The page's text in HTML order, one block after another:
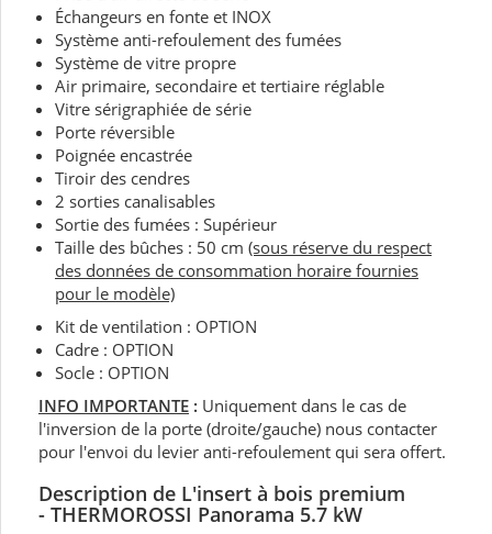
Échangeurs en fonte et INOX
Système anti-refoulement des fumées
Système de vitre propre
Air primaire, secondaire et tertiaire réglable
Vitre sérigraphiée de série
Porte réversible
Poignée encastrée
Tiroir des cendres
2 sorties canalisables
Sortie des fumées : Supérieur
Taille des bûches : 50 cm (sous réserve du respect
des données de consommation horaire fournies
pour le modèle)
Kit de ventilation : OPTION
Cadre : OPTION
Socle : OPTION
INFO IMPORTANTE : Uniquement dans le cas de
l'inversion de la porte (droite/gauche) nous contacter
pour l'envoi du levier anti-refoulement qui sera offert.
Description de L'insert à bois premium
- THERMOROSSI Panorama 5.7 kW